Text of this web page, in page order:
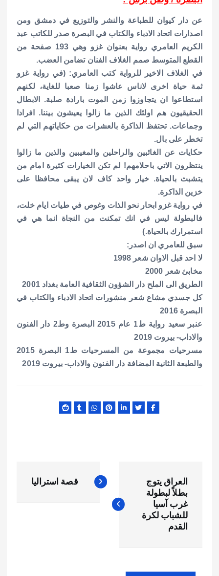
b
o
o
k
te
r
l
s
A
p
p
عن دار كيوان للطباعة والنشر والتوزيع في دمشق ومن
اصدارات اتحاد الادباء والكتاب في البصرة صدر للكاتب عبد
الكريم العامري رواية بعنوان غزو وهي 193 صفحة من
القطع المتوسط صمم الغلاف الفنان تضامن العضب.
في الغلاف الاخير للرواية كتب العامري: (في رواية غزو
ثمة حياة اخرى لاناس عاشوا زمنا صعبا للغاية، لكنهم
استطاعوا ان يتجاوزوا زمن الموت بارادة صلبة. الابطال
الحقيقيون هم اولئك الذين ما زالوا يعيشون بيننا. افرادا
وجماعات. تحتفظ الذاكرة بالعشرات من حكاياتهم التي لم
تخطر على بال.
حكايات عن الغائبين والراحلين والمغيبين والذين ما زالوا
ينتظرون الاتي باحلامهم! لم تكن الخيارات كثيرة امام من
يتشبث بالحياة. خيار واحد كاف لان يبقى محافظا على
خزين الذاكرة.
في رواية غزو ابحار نحو الذات وغوص في طيات ايام خلت،
فالبطولة ليس في انك تمكنت من النجاة انما هي في
استمرارك بالحياة.)
سبق للعامري ان اصدر:
لا احد قبل الاوان شعر 1998
مخابئ شعر 2000
الطريق الى الملح دار الشؤون الثقافية العامة بغداد 2001
كل جسدي مشاع شعر منشورات اتحاد الادباء والكتاب في
البصرة 2016
عنبر سعيد رواية ط1 عام 2015 البصرة وط2 دار الفنون
والاداب- بيروت 2019
مسرحيات مجموعة من المسرحيات ط1 البصرة 2015
والطبعة الثانية المضافة دار الفنون والاداب- بيروت 2019
ص
العراق يتوج
بطلاً لبطولة
غرب آسيا
للشباب لكرة
القدم
قصة استراليا